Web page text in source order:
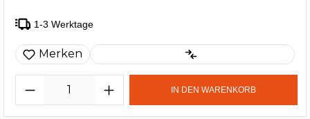
1-3 Werktage
Merken
IN DEN WARENKORB